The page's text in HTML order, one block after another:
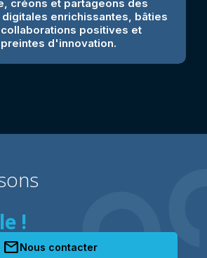
créons et partageons des
enrichissantes, bâties
positives et
d'innovation.
!
mailNous contacter